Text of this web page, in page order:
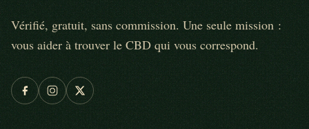
Vérifié, gratuit, sans commission. Une seule mission :
vous aider à trouver le CBD qui vous correspond.